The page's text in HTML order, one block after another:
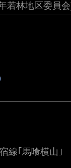
若林地区委員
線｢馬喰横山｣